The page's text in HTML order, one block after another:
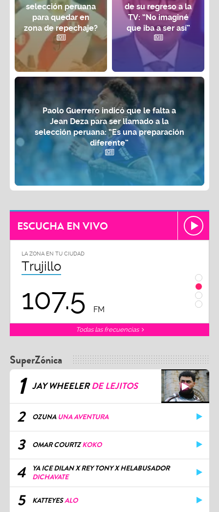
selección peruana
para quedar en
zona de repechaje?
de su regreso a la
TV: “No imaginé
que iba a ser así”
Paolo Guerrero indicó que le falta a
Jean Deza para ser llamado a la
selección peruana: “Es una preparación
diferente”
ESCUCHA EN VIVO
LA ZONA EN TU CIUDAD
Trujillo
107.5 FM
Todas las frecuencias
SuperZónica
1 JAY WHEELERDE LEJITOS
2 OZUNA UNA AVENTURA
3 OMAR COURTZKOKO
4
YA ICE DILAN X REY TONY X HELABUSADOR
DICHAVATE
5 KATTEYESALO